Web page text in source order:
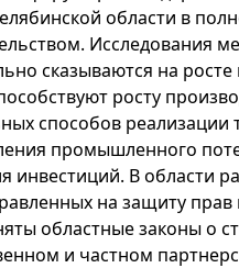
области в
Исследования
сказываются на
росту
способов реализации
промышленного
инвестиций. В области
на защиту
областные законы о
и частном